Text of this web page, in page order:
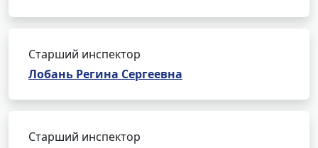
Старший инспектор
Лобань Регина Сергеевна
Старший инспектор